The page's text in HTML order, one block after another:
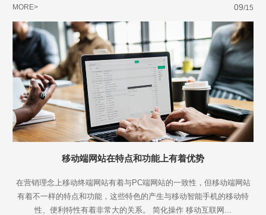
MORE> 09/15
移动端网站在特点和功能上有着优势
在营销理念上移动终端网站有着与PC端网站的一致性，但移动端网站
有着不一样的特点和功能，这些特色的产生与移动智能手机的移动特
性、便利特性有着非常大的关系。 简化操作 移动互联网...